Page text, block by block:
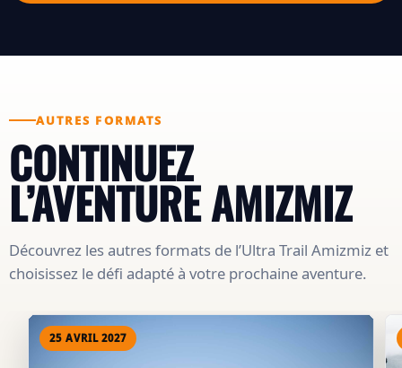
AUTRES FORMATS
CONTINUEZ
L’AVENTURE AMIZMIZ
Découvrez les autres formats de l’Ultra Trail Amizmiz et
choisissez le défi adapté à votre prochaine aventure.
25 AVRIL 2027